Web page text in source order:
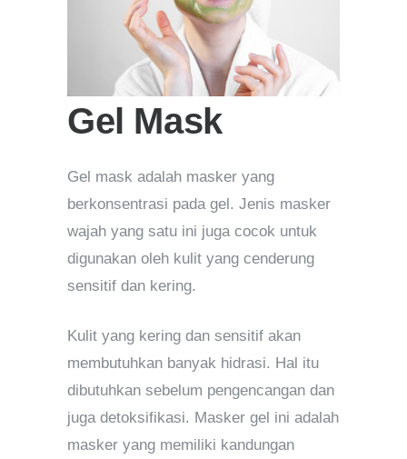
Gel Mask
Gel mask adalah masker yang
berkonsentrasi pada gel. Jenis masker
wajah yang satu ini juga cocok untuk
digunakan oleh kulit yang cenderung
sensitif dan kering.
Kulit yang kering dan sensitif akan
membutuhkan banyak hidrasi. Hal itu
dibutuhkan sebelum pengencangan dan
juga detoksifikasi. Masker gel ini adalah
masker yang memiliki kandungan